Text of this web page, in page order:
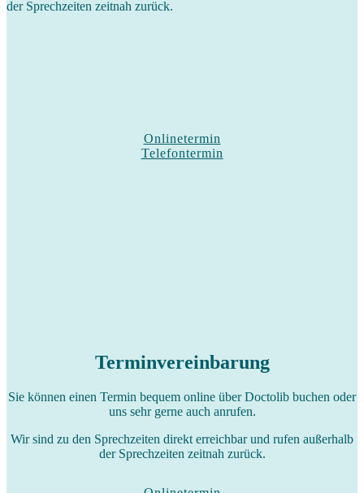
der Sprechzeiten zeitnah zurück.
Onlinetermin
Telefontermin
Terminvereinbarung
Sie können einen Termin bequem online über Doctolib buchen oder
uns sehr gerne auch anrufen.
Wir sind zu den Sprechzeiten direkt erreichbar und rufen außerhalb
der Sprechzeiten zeitnah zurück.